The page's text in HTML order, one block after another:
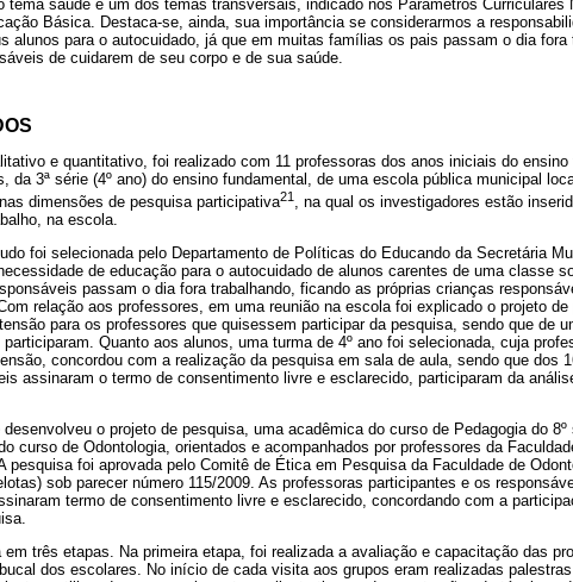
tema saúde é um dos temas transversais, indicado nos Parâmetros Curriculares
Básica. Destaca-se, ainda, sua importância se considerarmos a
alunos para o autocuidado, já que em muitas famílias os pais passam o dia fora
de cuidarem de seu corpo e de sua saúde.
e quantitativo, foi realizado com 11 professoras dos anos iniciais do
da 3ª série (4º ano) do ensino fundamental, de uma escola pública municipal
dimensões de pesquisa participativa21
, na qual os investigadores estão
na escola.
foi selecionada pelo Departamento de Políticas do Educando da Secretária
de educação para o autocuidado de alunos carentes de uma classe
passam o dia fora trabalhando, ficando as próprias crianças
relação aos professores, em uma reunião na escola foi explicado o projeto
para os professores que quisessem participar da pesquisa, sendo que de
Quanto aos alunos, uma turma de 4º ano foi selecionada, cuja
concordou com a realização da pesquisa em sala de aula, sendo que dos
assinaram o termo de consentimento livre e esclarecido, participaram da
o projeto de pesquisa, uma acadêmica do curso de Pedagogia do
curso de Odontologia, orientados e acompanhados por professores da
pesquisa foi aprovada pelo Comitê de Ética em Pesquisa da Faculdade de
sob parecer número 115/2009. As professoras participantes e os
termo de consentimento livre e esclarecido, concordando com a
três etapas. Na primeira etapa, foi realizada a avaliação e capacitação das
dos escolares. No início de cada visita aos grupos eram realizadas